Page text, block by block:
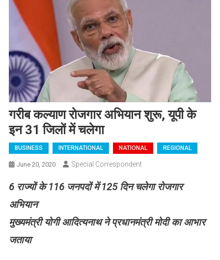
गरीब कल्याण रोजगार अभियान शुरू, यूपी के
इन 31 जिलों में चलेगा
BUSINESS INTERNATIONAL NATIONAL REGIONAL
June 20, 2020 Special Correspondent
6 राज्यों के116 जनपदों में125 दिन चलेगा रोजगार
अभियान
मुख्यमंत्री योगी आदित्यनाथ ने प्रधानमंत्री मोदी का आभार
जताया